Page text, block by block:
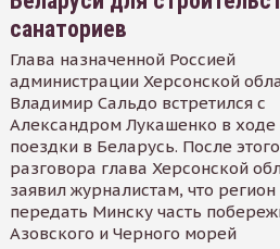
санаториев
Глава назначенной Россией
администрации Херсонской
Владимир Сальдо встретился с
Александром Лукашенко в ходе
поездки в Беларусь. После этого
разговора глава Херсонской
заявил журналистам, что регион
передать Минску часть
Азовского и Черного морей